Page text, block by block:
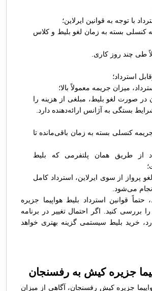
با توجه به قوانین ایرلاین؛
کنسلی بسته به زمان لغو بلیط و کلاس
طی چند روز کاری.
استرداد؛
میزان جریمه معمولاً بالا؛
در صورت لغو بلیط، مبلغی از هزینه را
بستگی به آژانس ارائه‌دهنده دارد.
کنسلی بسته به زمان باقی‌مانده تا
از طریق همان پلتفرمی که بلیط
پرواز از سوی ایرلاین، استرداد کامل
می‌شود.
حتماً قوانین استرداد بلیط هواپیما جزیره
بررسی کنید. اگر احتمال تغییر در برنامه
خرید بلیط سیستمی گزینه بهتری خواهد
جزیره کیش به رفسنجان
جزیره کیش رفسنجان، آگاهی از میزان